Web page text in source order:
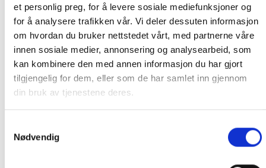
et personlig preg, for å levere sosiale mediefunksjoner og
for å analysere trafikken vår. Vi deler dessuten informasjon
om hvordan du bruker nettstedet vårt, med partnerne våre
innen sosiale medier, annonsering og analysearbeid, som
kan kombinere den med annen informasjon du har gjort
tilgjengelig for dem, eller som de har samlet inn gjennom
din bruk av tjenestene deres.
Nødvendig
Produkter som kan knuses eller skades via. transport sendes ikke.
Kjølevarer sendes heller ikke.
Levering på nærmeste post i butikk.
Maksmål: 35 kg / 120 x 60 x 60 cm
Med Sporing
Har du ikke fått noen alternativ på frakt på din pakke så er
pakken enten for tung, eller varen har fått frakten fjernet pga.
butikk, og får derfor kun opp valget klikk & hent. Hør med oss på